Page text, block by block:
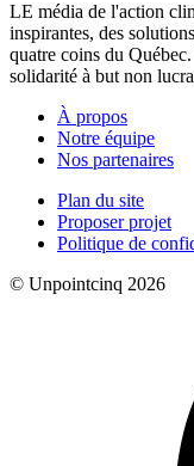
LE média de l'action
inspirantes, des
quatre coins du
solidarité à but non
À propos
Notre équipe
Nos partenaires
Plan du site
Proposer projet
Politique de
© Unpointcinq 2026